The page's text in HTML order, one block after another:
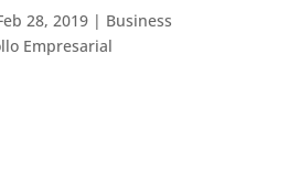
28, 2019| Business
Empresarial